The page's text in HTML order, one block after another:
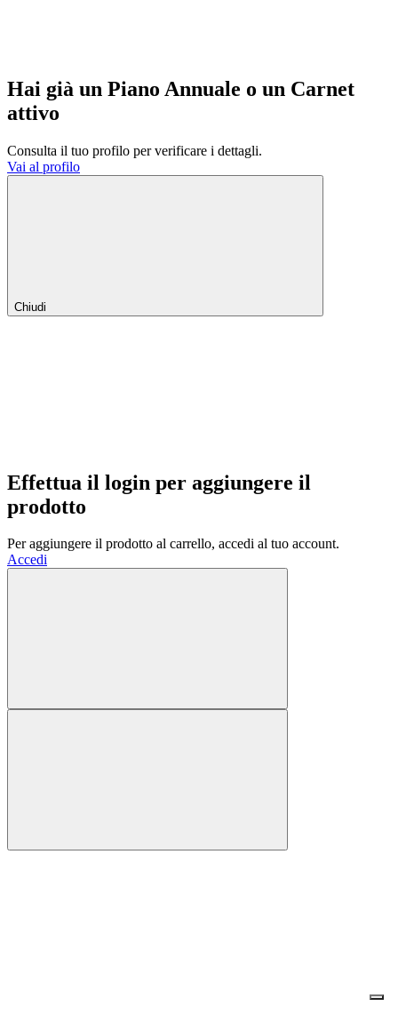
Hai già un Piano Annuale o un Carnet
attivo
Consulta il tuo profilo per verificare i dettagli.
Vai al profilo
Chiudi
Effettua il login per aggiungere il
prodotto
Per aggiungere il prodotto al carrello, accedi al tuo account.
Accedi